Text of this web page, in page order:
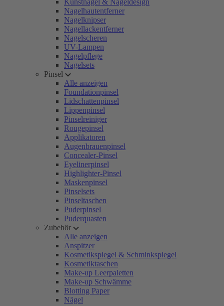
Kunstnägel & Nageldesign
Nagelhautentferner
Nagelknipser
Nagellackentferner
Nagelscheren
UV-Lampen
Nagelpflege
Nagelsets
Pinsel
Alle anzeigen
Foundationpinsel
Lidschattenpinsel
Lippenpinsel
Pinselreiniger
Rougepinsel
Applikatoren
Augenbrauenpinsel
Concealer-Pinsel
Eyelinerpinsel
Highlighter-Pinsel
Maskenpinsel
Pinselsets
Pinseltaschen
Puderpinsel
Puderquasten
Zubehör
Alle anzeigen
Anspitzer
Kosmetikspiegel & Schminkspiegel
Kosmetiktaschen
Make-up Leerpaletten
Make-up Schwämme
Blotting Paper
Nägel